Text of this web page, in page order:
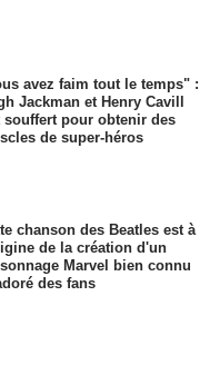
avez faim tout le temps" :
Jackman et Henry Cavill
souffert pour obtenir des
de super-héros
chanson des Beatles est à
de la création d'un
Marvel bien connu
des fans